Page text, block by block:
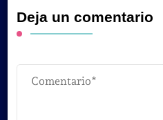
Deja un comentario